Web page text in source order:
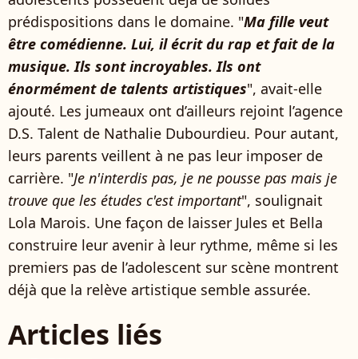
prédispositions dans le domaine. "Ma fille veut
être comédienne. Lui, il écrit du rap et fait de la
musique. Ils sont incroyables. Ils ont
énormément de talents artistiques", avait-elle
ajouté. Les jumeaux ont d’ailleurs rejoint l’agence
D.S. Talent de Nathalie Dubourdieu. Pour autant,
leurs parents veillent à ne pas leur imposer de
carrière. "Je n'interdis pas, je ne pousse pas mais je
trouve que les études c'est important", soulignait
Lola Marois. Une façon de laisser Jules et Bella
construire leur avenir à leur rythme, même si les
premiers pas de l’adolescent sur scène montrent
déjà que la relève artistique semble assurée.
Articles liés